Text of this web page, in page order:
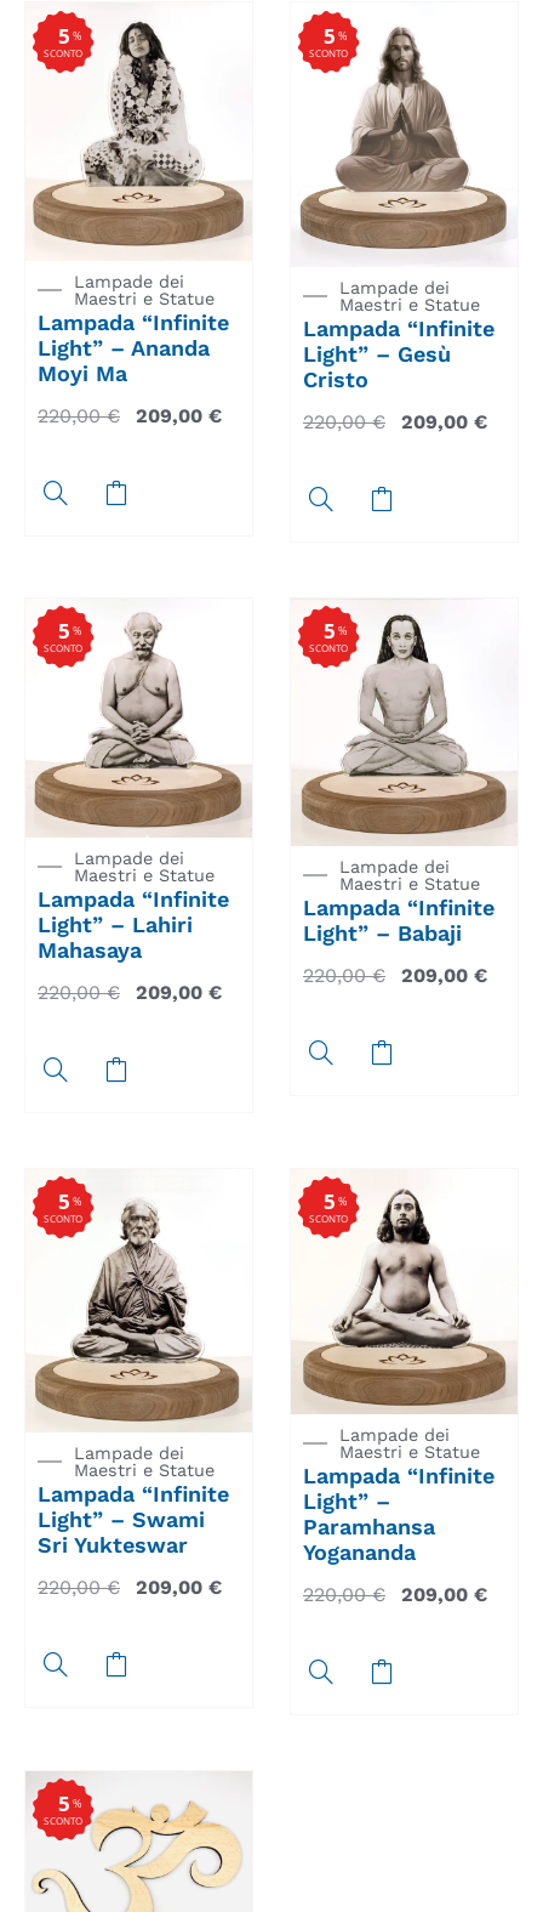
%
SCONTO
5
Lampade dei
Maestri e Statue
Lampada “Infinite
Light” – Ananda
Moyi Ma
220,00€ 209,00 €
%
SCONTO
5
Lampade dei
Maestri e Statue
Lampada “Infinite
Light” – Gesù
Cristo
220,00€ 209,00 €
%
SCONTO
5
Lampade dei
Maestri e Statue
Lampada “Infinite
Light” – Lahiri
Mahasaya
220,00€ 209,00 €
%
SCONTO
5
Lampade dei
Maestri e Statue
Lampada “Infinite
Light” – Babaji
220,00€ 209,00 €
%
SCONTO
5
Lampade dei
Maestri e Statue
Lampada “Infinite
Light” – Swami
Sri Yukteswar
220,00€ 209,00 €
%
SCONTO
5
Lampade dei
Maestri e Statue
Lampada “Infinite
Light” –
Paramhansa
Yogananda
220,00€ 209,00 €
%
SCONTO
5